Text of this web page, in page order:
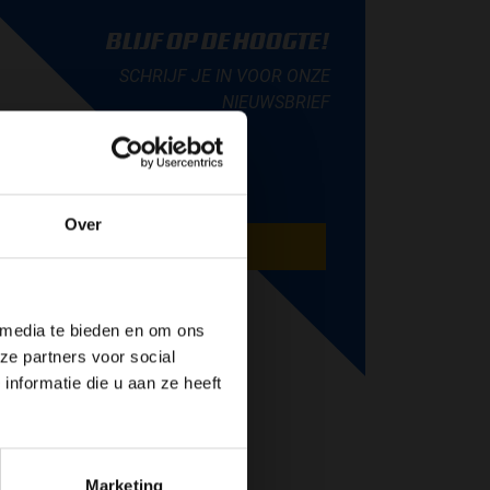
Over
te bieden en om ons
partners voor social
die u aan ze heeft
Marketing
BLIJF OP DE HOOGTE!
SCHRIJF JE IN VOOR ONZE
NIEUWSBRIEF